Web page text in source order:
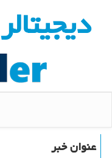
دیجیتالر
عنوان خبر